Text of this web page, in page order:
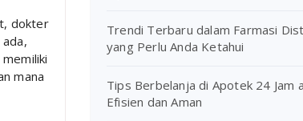
dokter
mana
Trendi Terbaru dalam Farmasi
yang Perlu Anda Ketahui
Tips Berbelanja di Apotek 24 Jam
Efisien dan Aman